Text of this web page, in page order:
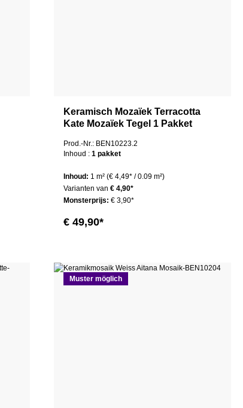
Keramisch Mozaïek Terracotta
Kate Mozaïek Tegel 1 Pakket
Prod.-Nr.: BEN10223.2
Inhoud : 1 pakket
Inhoud: 1 m² (€ 4,49* / 0.09 m²)
Varianten van € 4,90*
Monsterprijs: € 3,90*
€ 49,90*
Muster möglich